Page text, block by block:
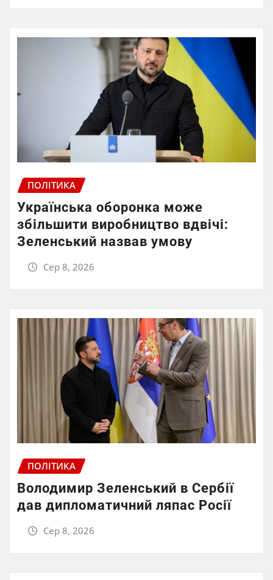
ПОЛІТИКА
Українська оборонка може
збільшити виробництво вдвічі:
Зеленський назвав умову
Сер 8, 2026
ПОЛІТИКА
Володимир Зеленський в Сербії
дав дипломатичний ляпас Росії
Сер 8, 2026